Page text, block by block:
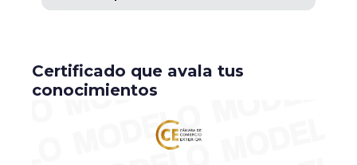
Certificado que avala tus
conocimientos